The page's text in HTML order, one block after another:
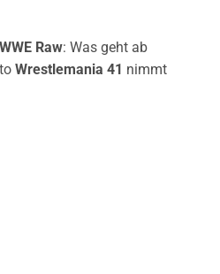
WWE Raw: Was geht ab
toWrestlemania 41 nimmt